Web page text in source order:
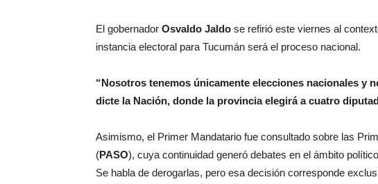
El gobernador Osvaldo Jaldo se refirió este viernes al
instancia electoral para Tucumán será el proceso nacional.
“Nosotros tenemos únicamente elecciones nacionales y
dicte la Nación, donde la provincia elegirá a cuatro
Asimismo, el Primer Mandatario fue consultado sobre las
(PASO), cuya continuidad generó debates en el ámbito
Se habla de derogarlas, pero esa decisión corresponde